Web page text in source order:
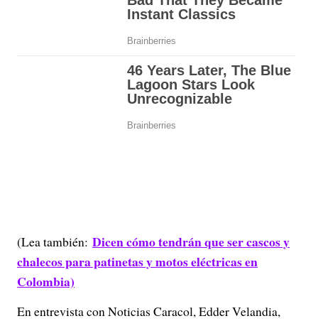
(Lea también: Dicen cómo tendrán que ser cascos y
chalecos para patinetas y motos eléctricas en
Colombia)
En entrevista con Noticias Caracol, Edder Velandia,